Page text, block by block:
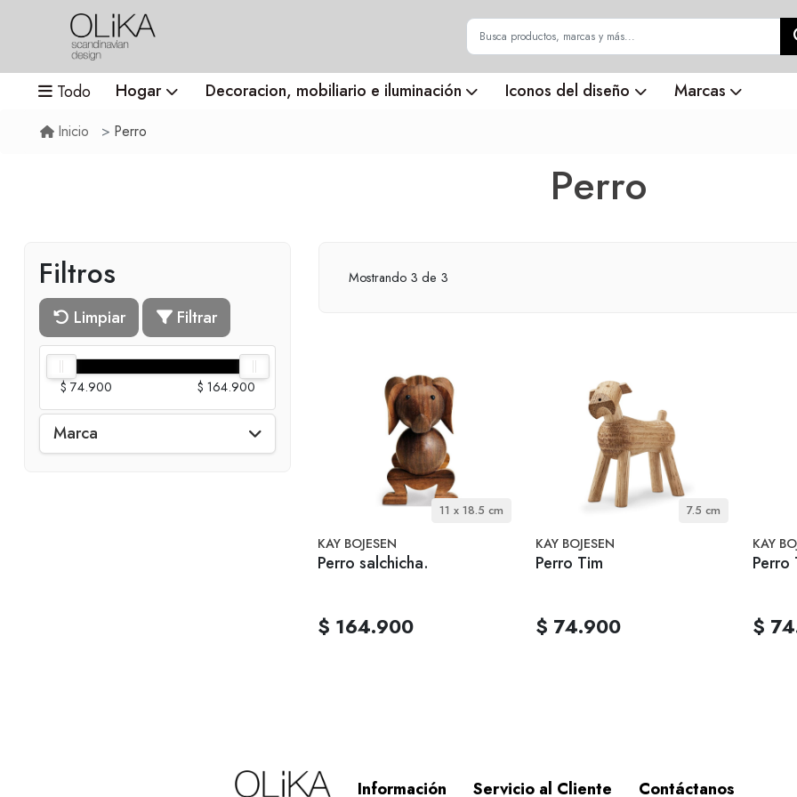
Todo Hogar Decoracion, mobiliario e iluminación Iconos del diseño Marcas
Inicio Perro
Perro
Filtros
Limpiar Filtrar
$ 74.900 $ 164.900
Marca
Mostrando 3 de 3
11 x 18.5 cm
KAY BOJESEN
Perro salchicha.
$ 164.900
7.5 cm
KAY BOJESEN
Perro Tim
$ 74.900
KAY
Perro
$
Información Servicio al Cliente Contáctanos